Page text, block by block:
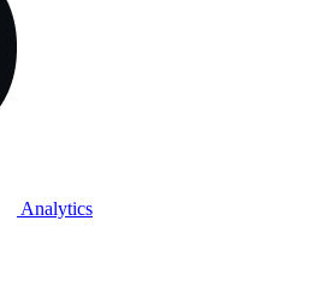
Analytics